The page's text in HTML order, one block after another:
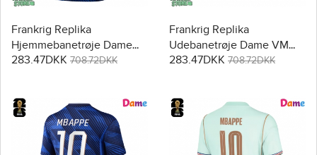
Frankrig Replika
Hjemmebanetrøje Dame
VM 2026 Kortærmet
283.47DKK 708.72DKK
Frankrig Replika
Udebanetrøje Dame VM
2026 Kortærmet
283.47DKK 708.72DKK